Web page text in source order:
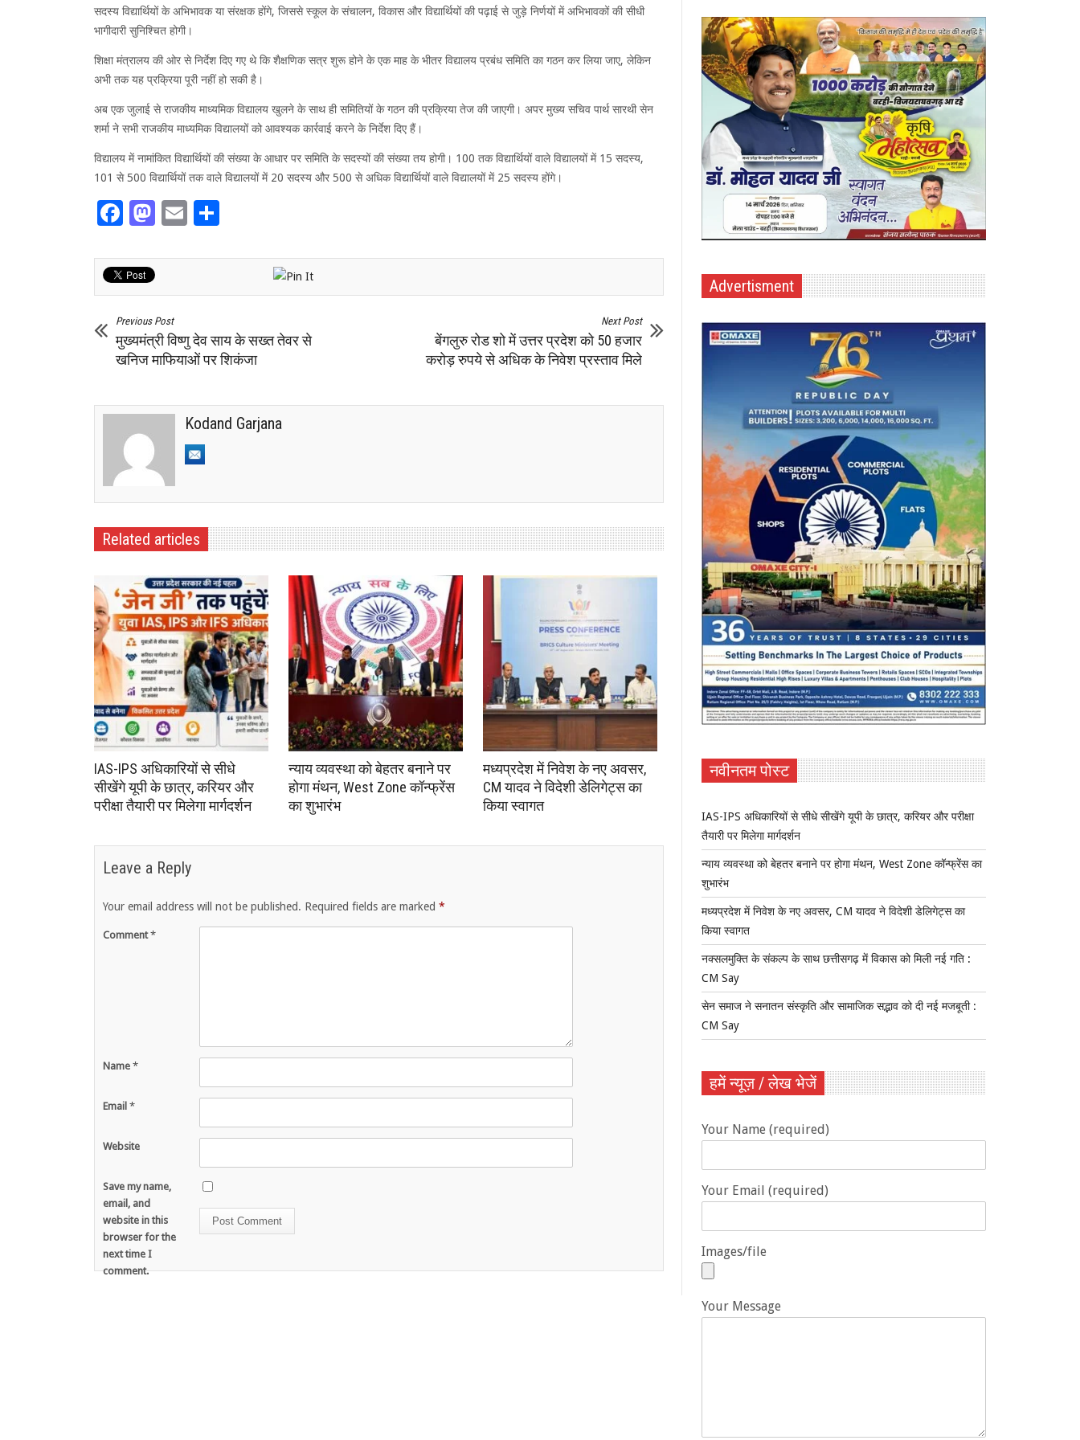
सदस्य विद्यार्थियों के अभिभावक या संरक्षक होंगे, जिससे स्कूल के संचालन, विकास और विद्यार्थियों की पढ़ाई से जुड़े निर्णयों में अभिभावकों की सीधी
भागीदारी सुनिश्चित होगी।
शिक्षा मंत्रालय की ओर से निर्देश दिए गए थे कि शैक्षणिक सत्र शुरू होने के एक माह के भीतर विद्यालय प्रबंध समिति का गठन कर लिया जाए, लेकिन
अभी तक यह प्रक्रिया पूरी नहीं हो सकी है।
अब एक जुलाई से राजकीय माध्यमिक विद्यालय खुलने के साथ ही समितियों के गठन की प्रक्रिया तेज की जाएगी। अपर मुख्य सचिव पार्थ सारथी सेन
शर्मा ने सभी राजकीय माध्यमिक विद्यालयों को आवश्यक कार्रवाई करने के निर्देश दिए हैं।
विद्यालय में नामांकित विद्यार्थियों की संख्या के आधार पर समिति के सदस्यों की संख्या तय होगी। 100 तक विद्यार्थियों वाले विद्यालयों में 15 सदस्य,
101 से 500 विद्यार्थियों तक वाले विद्यालयों में 20 सदस्य और 500 से अधिक विद्यार्थियों वाले विद्यालयों में 25 सदस्य होंगे।
Facebook
Mastodon
Email
Previous Post
मुख्यमंत्री विष्णु देव साय के सख्त तेवर से
खनिज माफियाओं पर शिकंजा
Next Post
बेंगलुरु रोड शो में उत्तर प्रदेश को 50 हजार
करोड़ रुपये से अधिक के निवेश प्रस्ताव मिले
Kodand Garjana
Related articles
IAS-IPS अधिकारियों से सीधे
सीखेंगे यूपी के छात्र, करियर और
परीक्षा तैयारी पर मिलेगा मार्गदर्शन
न्याय व्यवस्था को बेहतर बनाने पर
होगा मंथन, West Zone कॉन्फ्रेंस
का शुभारंभ
मध्यप्रदेश में निवेश के नए अवसर,
CM यादव ने विदेशी डेलिगेट्स का
किया स्वागत
Leave a Reply
Your email address will not be published. Required fields are marked *
Comment*
Name *
Email *
Website
Save my name,
email, and
website in this
browser for the
next time I
comment.
Advertisment
नवीनतम पोस्ट
IAS-IPS अधिकारियों से सीधे सीखेंगे यूपी के छात्र, करियर और परीक्षा
तैयारी पर मिलेगा मार्गदर्शन
न्याय व्यवस्था को बेहतर बनाने पर होगा मंथन, West Zone कॉन्फ्रेंस का
शुभारंभ
मध्यप्रदेश में निवेश के नए अवसर, CM यादव ने विदेशी डेलिगेट्स का
किया स्वागत
नक्सलमुक्ति के संकल्प के साथ छत्तीसगढ़ में विकास को मिली नई गति :
CM Say
सेन समाज ने सनातन संस्कृति और सामाजिक सद्भाव को दी नई मजबूती :
CM Say
हमें न्यूज़ / लेख भेजें
Your Name (required)
Your Email (required)
Images/file
Your Message